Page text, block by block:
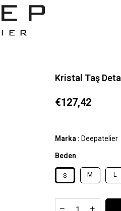
Kristal Taş
€127,42
Marka : Deepatelier
Beden
S M L